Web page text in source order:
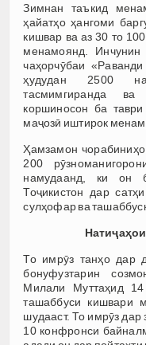
Зимнан таъкид
ҳайатҳо ҳангоми
кишвар ва аз 30 то
менамоянд.
чаҳорчӯбаи
ҳудудан 2500
тасмимгиранда
коршиносон ба
маҷозӣ иштирок
Ҳамзамон
200
намудаанд, ки он
Тоҷикистон дар
сулҳофар ва
Натиҷаҳои
То имрӯз танҳо дар
бонуфузтарин
Милали Муттаҳид
ташаббуси кишвари
шудааст. То имрӯз дар
10 конфронси